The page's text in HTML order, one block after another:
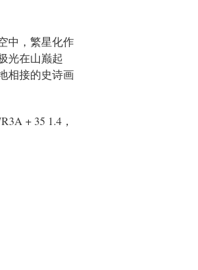
中，繁星化作
光在山巅起
相接的史诗画
+ 35 1.4，